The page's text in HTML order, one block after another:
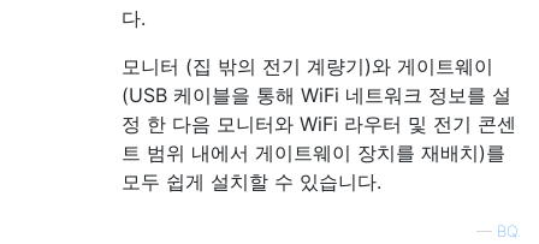
다.
모니터 (집 밖의 전기 계량기)와 게이트웨이
(USB 케이블을 통해 WiFi 네트워크 정보를 설
정 한 다음 모니터와 WiFi 라우터 및 전기 콘센
트 범위 내에서 게이트웨이 장치를 재배치)를
모두 쉽게 설치할 수 있습니다.
— BQ.